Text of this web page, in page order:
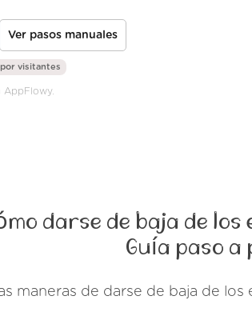
Ver pasos manuales
visitantes
AppFlowy.
darse de baja de los
Guía paso a
maneras de darse de baja de